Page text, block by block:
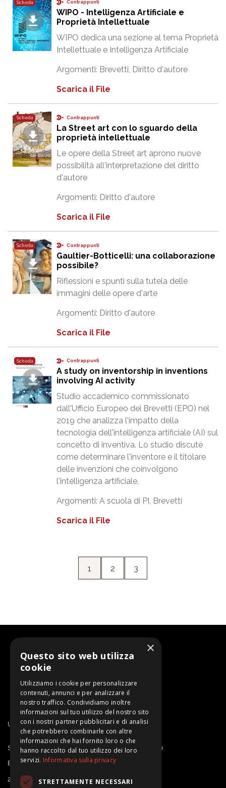
Scheda Contrappunti
WIPO - Intelligenza Artificiale e
Proprietà Intellettuale
WIPO dedica una sezione al tema Proprietà
Intellettuale e Intelligenza Artificiale
Argomenti: Brevetti, Diritto d'autore
Scarica il File
Scheda Contrappunti
La Street art con lo sguardo della
proprietà intellettuale
Le opere della Street art aprono nuove
possibilità all'interpretazione del diritto
d'autore
Argomenti: Diritto d'autore
Scarica il File
Scheda Contrappunti
Gaultier-Botticelli: una collaborazione
possibile?
Riflessioni e spunti sulla tutela delle
immagini delle opere d'arte
Argomenti: Diritto d'autore
Scarica il File
Scheda Contrappunti
A study on inventorship in inventions
involving AI activity
Studio accademico commissionato
dall'Ufficio Europeo dei Brevetti (EPO) nel
2019 che analizza l'impatto della
tecnologia dell'intelligenza artificiale (AI) sul
concetto di inventiva. Lo studio discute
come determinare l'inventore e il titolare
delle invenzioni che coinvolgono
l'intelligenza artificiale.
Argomenti: A scuola di PI , Brevetti
Scarica il File
1 2 3
Un progetto di SARDEGNA RICERCHE
Sardegna Ricerche | Sportello Proprietà Intellettuale
E-mail: ipdesk@sardegnaricerche.it
2025 Sardegna Ricerche
×
Questo sito web utilizza
cookie
Utilizziamo i cookie per personalizzare
contenuti, annunci e per analizzare il
nostro traffico. Condividiamo inoltre
informazioni sul tuo utilizzo del nostro sito
con i nostri partner pubblicitari e di analisi
che potrebbero combinarle con altre
informazioni che hai fornito loro o che
hanno raccolto dal tuo utilizzo dei loro
servizi. Informativa sulla privacy
STRETTAMENTE NECESSARI